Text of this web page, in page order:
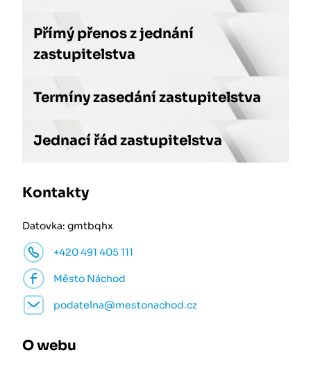
Přímý přenos z jednání
zastupitelstva
Termíny zasedání zastupitelstva
Jednací řád zastupitelstva
Kontakty
Datovka: gmtbqhx
+420 491 405 111
Město Náchod
podatelna@mestonachod.cz
O webu